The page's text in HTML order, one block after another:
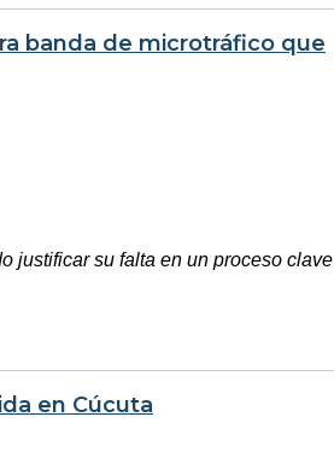
banda de microtráfico que
justificar su falta en un proceso clave
en Cúcuta